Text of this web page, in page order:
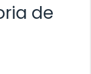
de